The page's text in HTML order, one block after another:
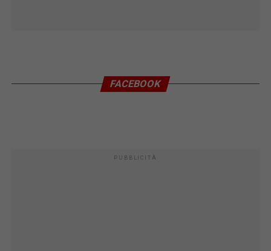
FACEBOOK
PUBBLICITÀ